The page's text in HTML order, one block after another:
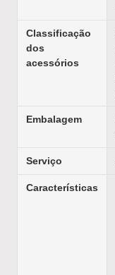
Classificação
dos
acessórios
Embalagem
Serviço
Características